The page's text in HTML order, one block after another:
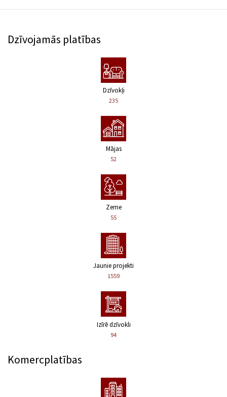
Dzīvojamās platības
Dzīvokļi
235
Mājas
52
Zeme
55
Jaunie projekti
1559
Izīrē dzīvokli
94
Komercplatības